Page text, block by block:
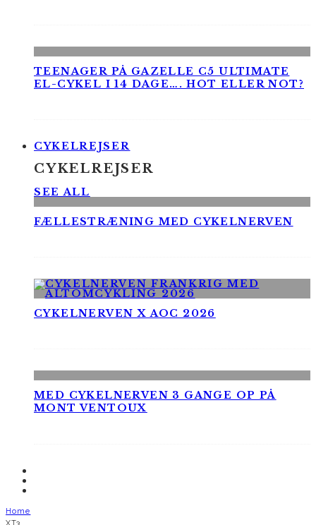
TEENAGER PÅ GAZELLE C5 ULTIMATE
EL-CYKEL I 14 DAGE…. HOT ELLER NOT?
CYKELREJSER
CYKELREJSER
SEE ALL
FÆLLESTRÆNING MED CYKELNERVEN
CYKELNERVEN X AOC 2026
MED CYKELNERVEN 3 GANGE OP PÅ
MONT VENTOUX
Home
XT3